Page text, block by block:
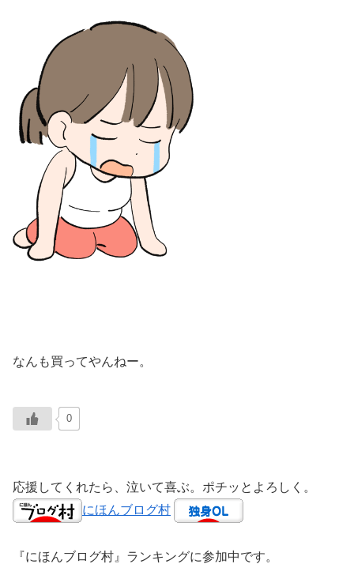
なんも買ってやんねー。
0
応援してくれたら、泣いて喜ぶ。ポチッとよろしく。
にほんブログ村
『にほんブログ村』ランキングに参加中です。